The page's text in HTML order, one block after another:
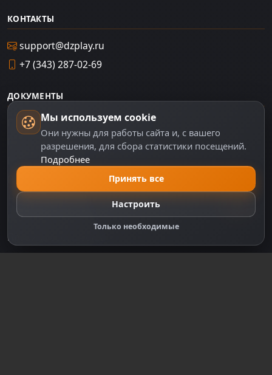
КОНТАКТЫ
support@dzplay.ru
+7 (343) 287-02-69
ДОКУМЕНТЫ
Пользовательское соглашение
Политика персональных данных
Правила оплаты
Настройки cookie
Правообладателям
Правила сообщества
Мы используем cookie
Они нужны для работы сайта и, с вашего
разрешения, для сбора статистики посещений.
Подробнее
Принять все
Настроить
Только необходимые